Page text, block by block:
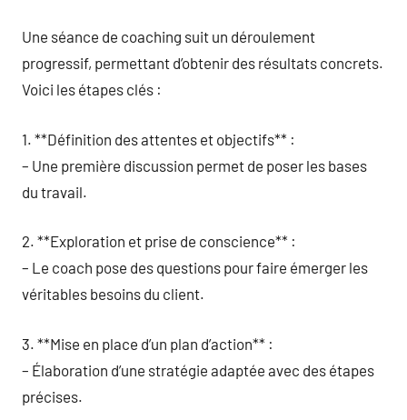
Une séance de coaching suit un déroulement
progressif, permettant d’obtenir des résultats concrets.
Voici les étapes clés :
1. **Définition des attentes et objectifs** :
– Une première discussion permet de poser les bases
du travail.
2. **Exploration et prise de conscience** :
– Le coach pose des questions pour faire émerger les
véritables besoins du client.
3. **Mise en place d’un plan d’action** :
– Élaboration d’une stratégie adaptée avec des étapes
précises.